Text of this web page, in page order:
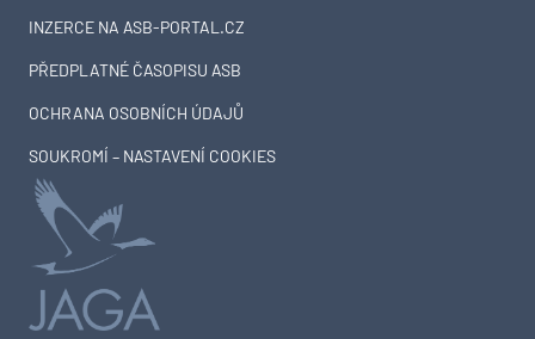
INZERCE NA ASB-PORTAL.CZ
PŘEDPLATNÉ ČASOPISU ASB
OCHRANA OSOBNÍCH ÚDAJŮ
SOUKROMÍ – NASTAVENÍ COOKIES